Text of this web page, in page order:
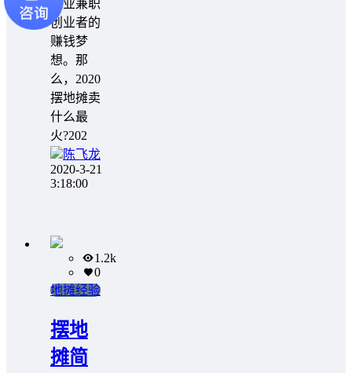
创业兼职
创业者的
赚钱梦
想。那
么，2020
摆地摊卖
什么最
火?202
陈飞龙
2020-3-21
3:18:00
1.2k
0
地摊经验
摆地
摊简